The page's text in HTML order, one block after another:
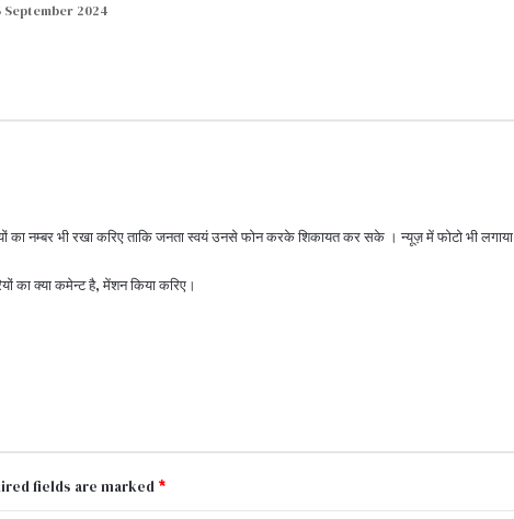
September 2024
का नम्बर भी रखा करिए ताकि जनता स्वयं उनसे फोन करके शिकायत कर सके । न्यूज़ में फोटो भी लगाया
का क्या कमेन्ट है, मेंशन किया करिए।
fields are marked *